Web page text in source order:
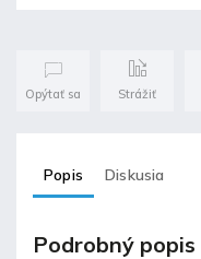
Opýtať sa Strážiť
Popis Diskusia
Podrobný popis